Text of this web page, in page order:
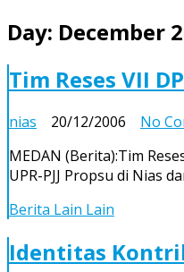
Day: December
Tim Reses VII
nias 20/12/2006 No
MEDAN (Berita):Tim
UPR-PJJ Propsu di Nias
Berita Lain Lain
Identitas